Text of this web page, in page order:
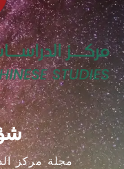
مجلة مركز